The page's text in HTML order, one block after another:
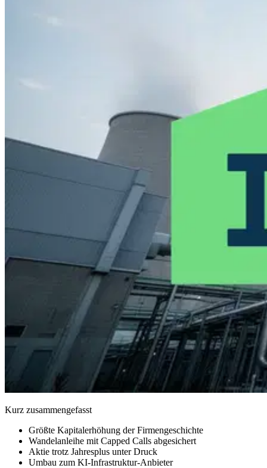
Kurz zusammengefasst
Größte Kapitalerhöhung der Firmengeschichte
Wandelanleihe mit Capped Calls abgesichert
Aktie trotz Jahresplus unter Druck
Umbau zum KI-Infrastruktur-Anbieter